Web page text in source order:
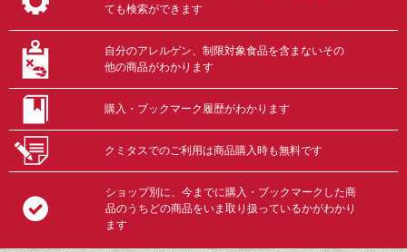
ても検索ができます
自分のアレルゲン、制限対象食品を含まないその
他の商品がわかります
購入・ブックマーク履歴がわかります
クミタスでのご利用は商品購入時も無料です
ショップ別に、今までに購入・ブックマークした商
品のうちどの商品をいま取り扱っているかがわかり
ます